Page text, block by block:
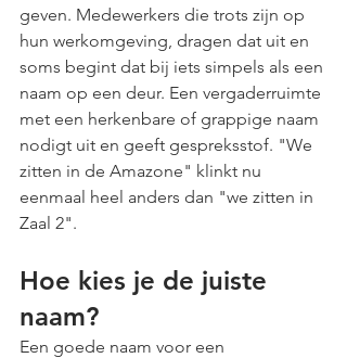
geven. Medewerkers die trots zijn op
hun werkomgeving, dragen dat uit en
soms begint dat bij iets simpels als een
naam op een deur. Een vergaderruimte
met een herkenbare of grappige naam
nodigt uit en geeft gespreksstof. "We
zitten in de Amazone" klinkt nu
eenmaal heel anders dan "we zitten in
Zaal 2".
Hoe kies je de juiste
naam?
Een goede naam voor een